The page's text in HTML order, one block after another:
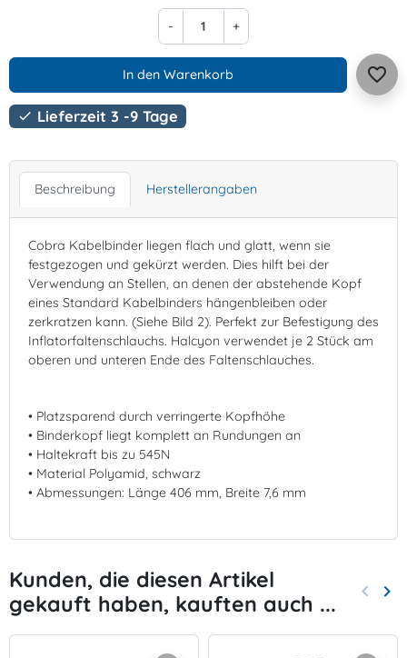
- +
In den Warenkorb favorite_border
 Lieferzeit 3 -9 Tage
Beschreibung Herstellerangaben
Cobra Kabelbinder liegen flach und glatt, wenn sie
festgezogen und gekürzt werden. Dies hilft bei der
Verwendung an Stellen, an denen der abstehende Kopf
eines Standard Kabelbinders hängenbleiben oder
zerkratzen kann. (Siehe Bild 2). Perfekt zur Befestigung des
Inflatorfaltenschlauchs. Halcyon verwendet je 2 Stück am
oberen und unteren Ende des Faltenschlauches.
• Platzsparend durch verringerte Kopfhöhe
• Binderkopf liegt komplett an Rundungen an
• Haltekraft bis zu 545N
• Material Polyamid, schwarz
• Abmessungen: Länge 406 mm, Breite 7,6 mm
Kunden, die diesen Artikel
gekauft haben, kauften auch ...
Zurück
keyboard_arrow_left keyboard_arrow_right